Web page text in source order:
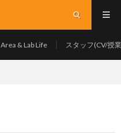
& Lab Life スタッフ(CV/授